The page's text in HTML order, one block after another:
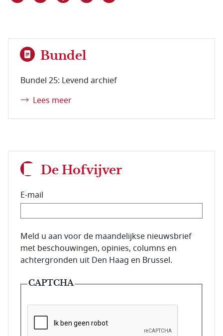
Bundel
Bundel 25: Levend archief
Lees meer
De Hofvijver
E-mail
E-mailadres van de abonnee.
Meld u aan voor de maandelijkse nieuwsbrief
met beschouwingen, opinies, columns en
achtergronden uit Den Haag en Brussel.
CAPTCHA